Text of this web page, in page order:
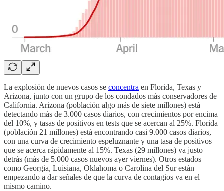
La explosión de nuevos casos se concentra en Florida, Texas y
Arizona, junto con un grupo de los condados más conservadores de
California. Arizona (población algo más de siete millones) está
detectando más de 3.000 casos diarios, con crecimientos por encima
del 10%, y tasas de positivos en tests que se acercan al 25%. Florida
(población 21 millones) está encontrando casi 9.000 casos diarios,
con una curva de crecimiento espeluznante y una tasa de positivos
que se acerca rápidamente al 15%. Texas (29 millones) va justo
detrás (más de 5.000 casos nuevos ayer viernes). Otros estados
como Georgia, Luisiana, Oklahoma o Carolina del Sur están
empezando a dar señales de que la curva de contagios va en el
mismo camino.